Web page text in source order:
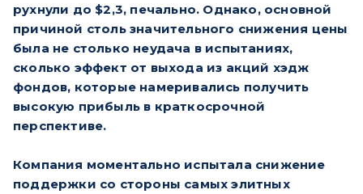
рухнули до $2,3, печально. Однако, основной
причиной столь значительного снижения цены
была не столько неудача в испытаниях,
сколько эффект от выхода из акций хэдж
фондов, которые намеривались получить
высокую прибыль в краткосрочной
перспективе.
Компания моментально испытала снижение
поддержки со стороны самых элитных